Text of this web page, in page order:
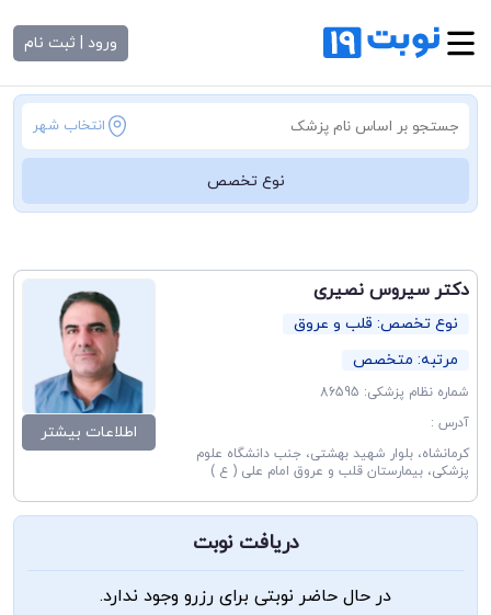
ورود | ثبت نام
انتخاب شهر
نوع تخصص
دکتر سیروس نصیری
نوع تخصص: قلب و عروق
مرتبه: متخصص
شماره نظام پزشکی: 86595
آدرس :
کرمانشاه، بلوار شهید بهشتی، جنب دانشگاه علوم
پزشکی، بیمارستان قلب و عروق امام علی ( ع )
اطلاعات بیشتر
دریافت نوبت
در حال حاضر نوبتی برای رزرو وجود ندارد.